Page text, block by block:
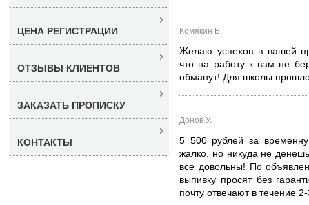
Комякин Б.
Желаю успехов в вашей
что на работу к вам не
обманут! Для школы прошло
Донов У.
5 500 рублей за
жалко, но никуда не
все довольны! По
выпивку просят без
почту отвечают в течение
ЦЕНА РЕГИСТРАЦИИ
ОТЗЫВЫ КЛИЕНТОВ
ЗАКАЗАТЬ ПРОПИСКУ
КОНТАКТЫ